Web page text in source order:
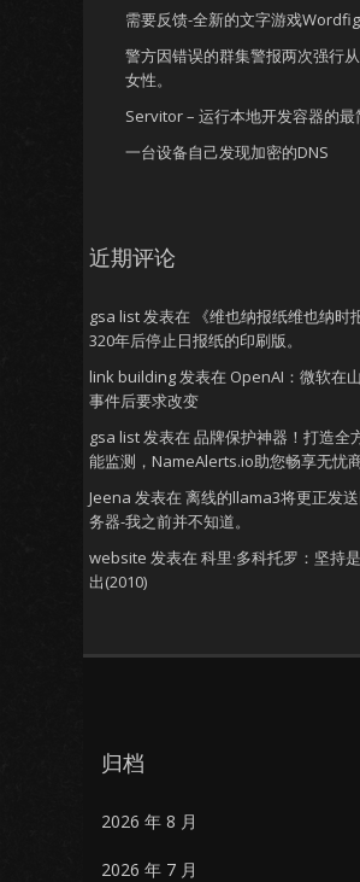
需要反馈-全新的文字游戏
警方因错误的群集警报两次强行
女性。
Servitor – 运行本地开发容器的最
一台设备自己发现加密的DNS
近期评论
gsa list发表在
《维也纳报纸维也纳时
320年后停止日报纸的印刷版。
link building发表在 OpenAI：微软在
事件后要求改变
gsa list发表在 品牌保护神器！打造全
能监测，NameAlerts.io助您畅享无忧
Jeena 发表在 离线的llama3将更正发
务器-我之前并不知道。
website 发表在 科里·多科托罗：坚持
出(2010)
归档
2026 年 8 月
2026 年 7 月